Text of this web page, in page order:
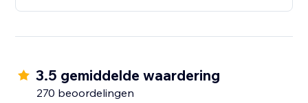
3.5 gemiddelde waardering
270 beoordelingen